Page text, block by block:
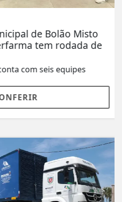
de Bolão Misto
tem rodada de
com seis equipes